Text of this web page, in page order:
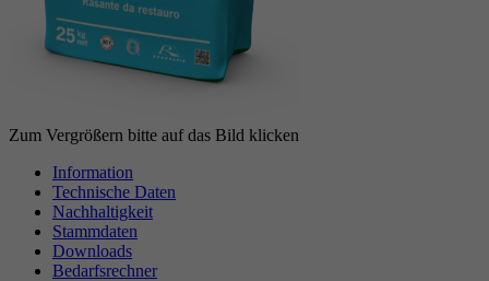
Zum Vergrößern bitte auf das Bild klicken
Information
Technische Daten
Nachhaltigkeit
Stammdaten
Downloads
Bedarfsrechner
Laufzeit 6 Monate
reCAPTCHA setzt ein notwendiges Cookie
(_GRECAPTCHA), wenn es zum Zweck der